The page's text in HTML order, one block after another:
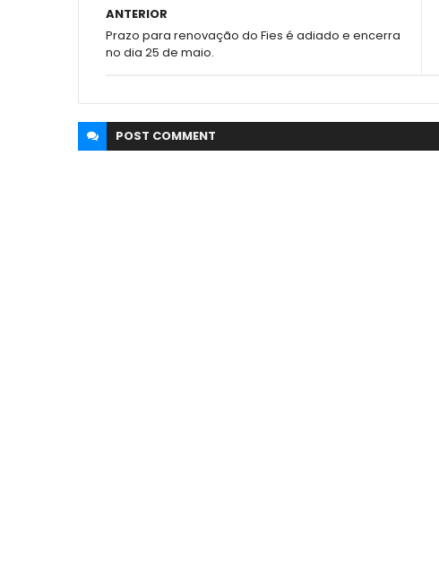
ANTERIOR
Prazo para renovação do Fies é adiado e encerra
no dia 25 de maio.
POST COMMENT